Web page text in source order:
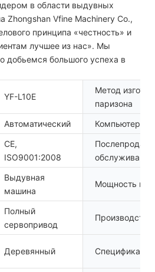
в области выдувных
Zhongshan Vfine Machinery Co.,
принципа «честность» и
лучшее из нас». Мы
добьемся большого успеха в
YF-L10E
Метод
паризона
Автоматический
CE,
ISO9001:2008
обслуживание
Выдувная
машина
Мощность
Полный
сервопривод
Производство
Деревянный Спецификация